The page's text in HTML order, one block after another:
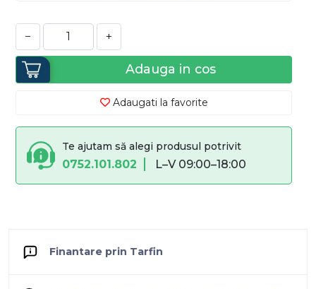
− +
Adauga in cos
Adaugati la favorite
Te ajutam să alegi produsul potrivit
0752.101.802 L–V 09:00–18:00
Finantare prin Tarfin